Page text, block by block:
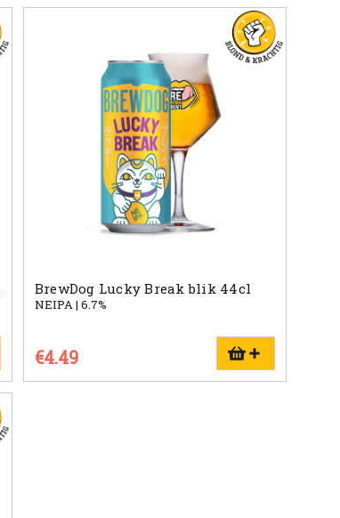
BrewDog Lucky Break blik 44cl
NEIPA | 6.7%
€4.49